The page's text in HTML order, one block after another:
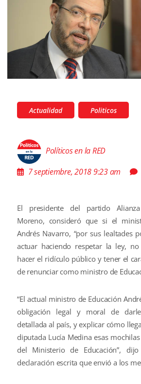
Actualidad Politicos
Políticos en la RED
7 septiembre, 2018 9:23 am
El presidente del partido
Moreno, consideró que si el
Andrés Navarro, “por sus lealtades
actuar haciendo respetar la ley,
hacer el ridículo público y tener el
de renunciar como ministro de
“El actual ministro de Educación
obligación legal y moral de
detallada al país, y explicar cómo
diputada Lucía Medina esas
del Ministerio de Educación”,
declaración escrita que envió a los